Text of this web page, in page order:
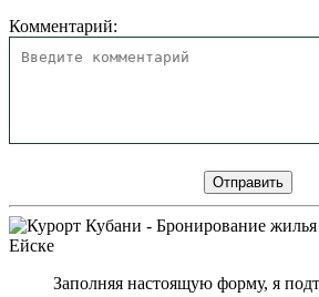
Комментарий:
Заполняя настоящую форму, я